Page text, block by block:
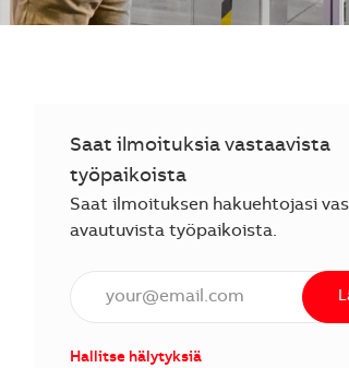
Saat ilmoituksia vastaavista
työpaikoista
Saat ilmoituksen hakuehtojasi
avautuvista työpaikoista.
Anna sähköpostiosoite
Hallitse hälytyksiä